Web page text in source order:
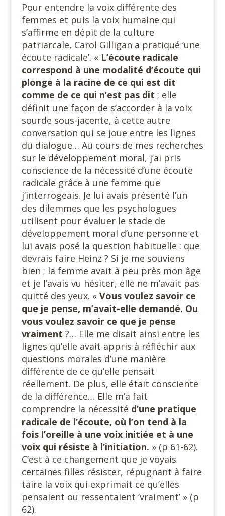
Pour entendre la voix différente des
femmes et puis la voix humaine qui
s’affirme en dépit de la culture
patriarcale, Carol Gilligan a pratiqué ‘une
écoute radicale’. « L’écoute radicale
correspond à une modalité d’écoute qui
plonge à la racine de ce qui est dit
comme de ce qui n’est pas dit ; elle
définit une façon de s’accorder à la voix
sourde sous-jacente, à cette autre
conversation qui se joue entre les lignes
du dialogue… Au cours de mes recherches
sur le développement moral, j’ai pris
conscience de la nécessité d’une écoute
radicale grâce à une femme que
j’interrogeais. Je lui avais présenté l’un
des dilemmes que les psychologues
utilisent pour évaluer le stade de
développement moral d’une personne et
lui avais posé la question habituelle : que
devrais faire Heinz ? Si je me souviens
bien ; la femme avait à peu près mon âge
et je l’avais vu hésiter, elle ne m’avait pas
quitté des yeux. « Vous voulez savoir ce
que je pense, m’avait-elle demandé. Ou
vous voulez savoir ce que je pense
vraiment ?… Elle me disait ainsi entre les
lignes qu’elle avait appris à réfléchir aux
questions morales d’une manière
différente de ce qu’elle pensait
réellement. De plus, elle était consciente
de la différence… Elle m’a fait
comprendre la nécessité d’une pratique
radicale de l’écoute, où l’on tend à la
fois l’oreille à une voix initiée et à une
voix qui résiste à l’initiation. » (p 61-62).
C’est à ce changement que je voyais
certaines filles résister, répugnant à faire
taire la voix qui exprimait ce qu’elles
pensaient ou ressentaient ‘vraiment’ » (p
62).